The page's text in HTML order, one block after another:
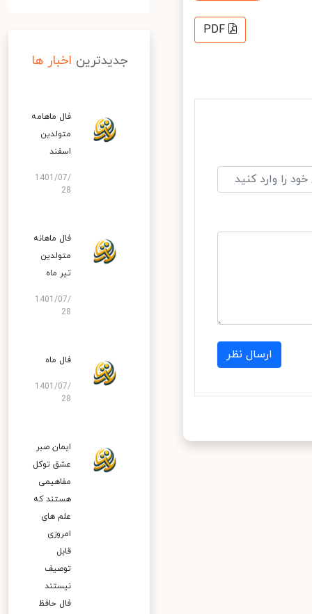
PDF
ارسال نظر
جدیدترین اخبار ها
فال ماهامه
متولدین
اسفند
1401/07/
28
فال ماهانه
متولدین
تیر ماه
1401/07/
28
فال ماه
1401/07/
28
ایمان صبر
عشق توکل
مفاهیمی
هستند که
علم های
امروزی
قابل
توصیف
نیستند
فال حافظ